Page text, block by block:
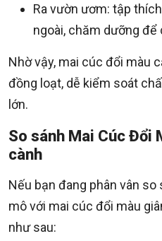
Ra vườn ươm: tập
ngoài, chăm dưỡng để
Nhờ vậy, mai cúc đổi màu
đồng loạt, dễ kiểm soát
lớn.
So sánh Mai Cúc Đổi
cành
Nếu bạn đang phân vân
mô với mai cúc đổi màu
như sau: